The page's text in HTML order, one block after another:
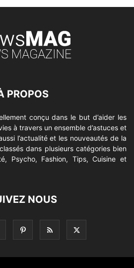
PROPOS
conçu dans le but d’aider les
à travers un ensemble d’astuces et
l’actualité et les nouveautés de la
dans plusieurs catégories bien
Psycho, Fashion, Tips, Cuisine et
NOUS